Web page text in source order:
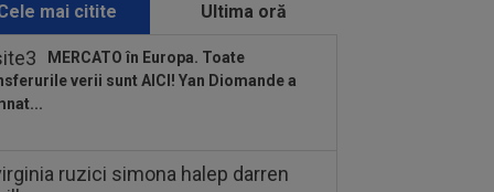
EXCLUSIV
Dani Coman a intrat
”De...
EXCLUSIV
A ”explodat” în
și e gata de transfer: ”Nu a
când a aflat ce i-a spus MM
mai citite Ultima oră
MERCATO în Europa. Toate
verii sunt AICI! Yan Diomande a